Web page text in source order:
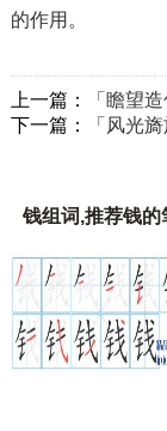
的作用。
上一篇：
「瞻望
下一篇：
「风光
钱组词,推荐钱的